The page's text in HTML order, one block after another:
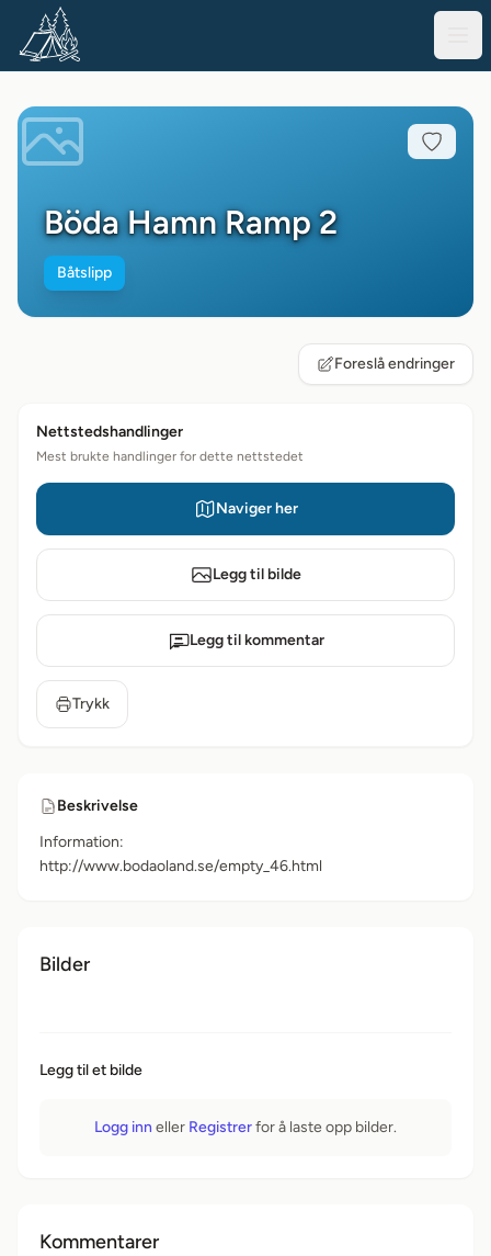
Böda Hamn Ramp 2
Båtslipp
Foreslå endringer
Nettstedshandlinger
Mest brukte handlinger for dette nettstedet
Naviger her
Legg til bilde
Legg til kommentar
Trykk
Beskrivelse
Information:
http://www.bodaoland.se/empty_46.html
Bilder
Legg til et bilde
Logg inn eller Registrerfor å laste opp bilder.
Kommentarer